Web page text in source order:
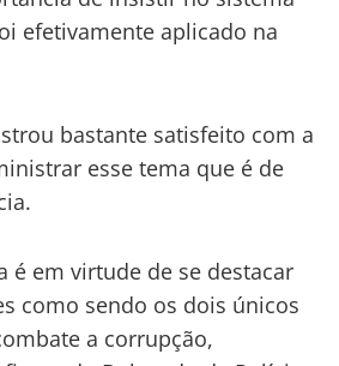
efetivamente aplicado na
bastante satisfeito com a
esse tema que é de
é em virtude de se destacar
como sendo os dois únicos
a corrupção,